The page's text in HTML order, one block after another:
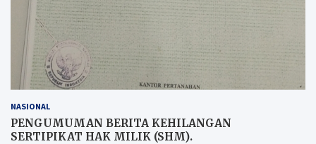
NASIONAL
PENGUMUMAN BERITA KEHILANGAN
SERTIPIKAT HAK MILIK (SHM).